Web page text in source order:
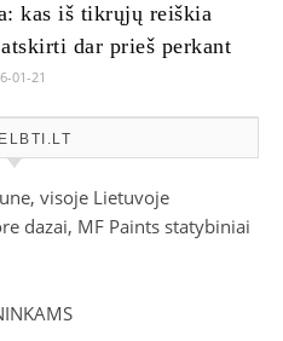
kas iš tikrųjų reiškia
dar prieš perkant
01-21
visoje Lietuvoje
dazai, MF Paints statybiniai